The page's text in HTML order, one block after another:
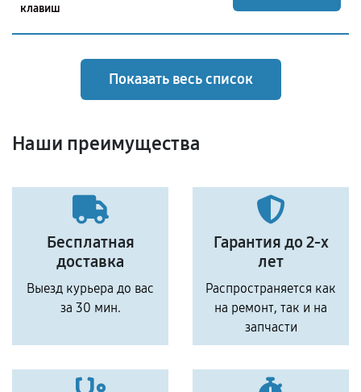
клавиш
Показать весь список
Наши преимущества
Бесплатная
доставка
Выезд курьера до вас
за 30 мин.
Гарантия до 2-х
лет
Распространяется как
на ремонт, так и на
запчасти